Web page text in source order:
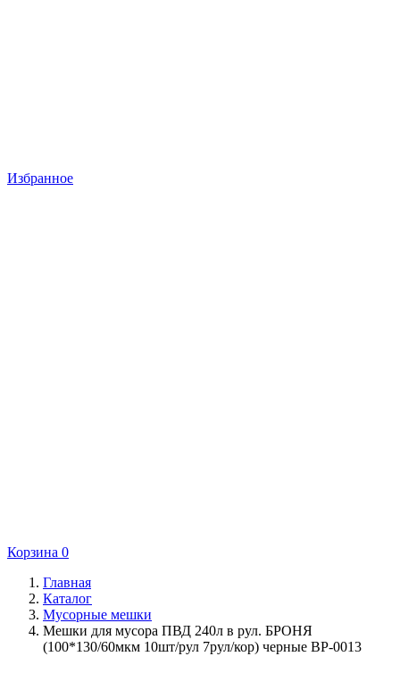
Избранное
Корзина 0
Главная
Каталог
Мусорные мешки
Мешки для мусора ПВД 240л в рул. БРОНЯ
(100*130/60мкм 10шт/рул 7рул/кор) черные ВР-0013